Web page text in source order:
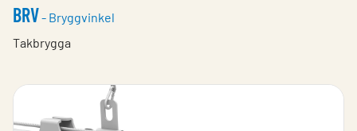
BRV- Bryggvinkel
Takbrygga